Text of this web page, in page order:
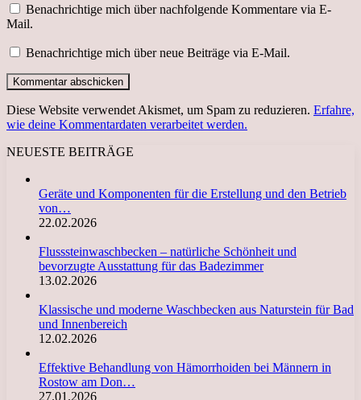
Benachrichtige mich über nachfolgende Kommentare via E-
Mail.
Benachrichtige mich über neue Beiträge via E-Mail.
Diese Website verwendet Akismet, um Spam zu reduzieren. Erfahre,
wie deine Kommentardaten verarbeitet werden.
NEUESTE BEITRÄGE
Geräte und Komponenten für die Erstellung und den Betrieb
von…
22.02.2026
Flusssteinwaschbecken – natürliche Schönheit und
bevorzugte Ausstattung für das Badezimmer
13.02.2026
Klassische und moderne Waschbecken aus Naturstein für Bad
und Innenbereich
12.02.2026
Effektive Behandlung von Hämorrhoiden bei Männern in
Rostow am Don…
27.01.2026